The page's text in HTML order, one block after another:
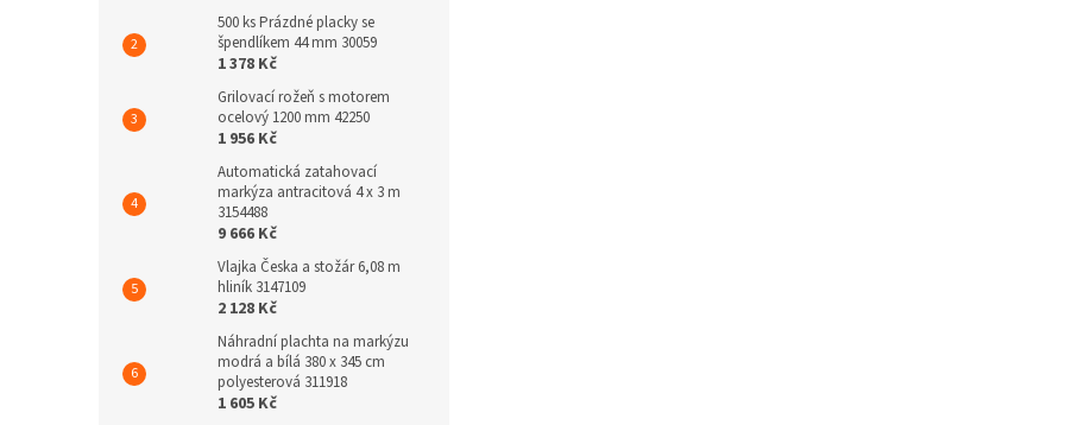
500 ks Prázdné placky se
špendlíkem 44 mm 30059
1 378 Kč
Grilovací rožeň s motorem
ocelový 1200 mm 42250
1 956 Kč
Automatická zatahovací
markýza antracitová 4 x 3 m
3154488
9 666 Kč
Vlajka Česka a stožár 6,08 m
hliník 3147109
2 128 Kč
Náhradní plachta na markýzu
modrá a bílá 380 x 345 cm
polyesterová 311918
1 605 Kč